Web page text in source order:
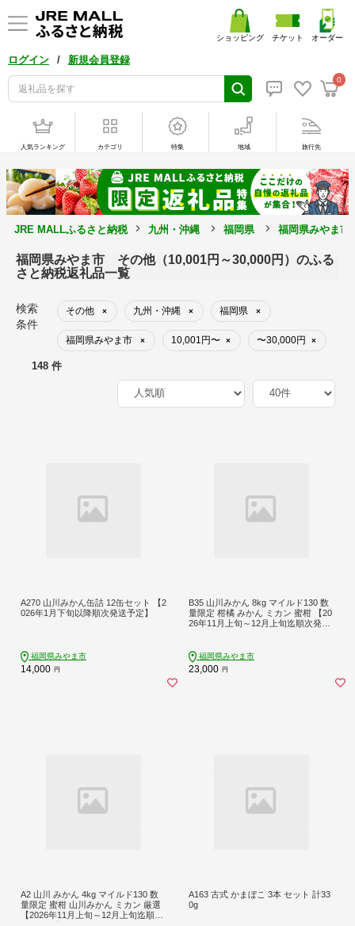
ログイン / 新規会員登録
0
ショッピング チケット オーダー
人気ランキング カテゴリ 特集 地域 旅行先
JRE MALLふるさと納税 九州・沖縄 福岡県 福岡県みやま市
福岡県みやま市 その他（10,001円～30,000円）のふる
さと納税返礼品一覧
検索
条件
その他 × 九州・沖縄 × 福岡県 ×
福岡県みやま市 × 10,001円〜 × 〜30,000円 ×
148 件
A270 山川みかん缶詰 12缶セット 【2
026年1月下旬以降順次発送予定】
福岡県みやま市
14,000 円
B35 山川みかん 8kg マイルド130 数
量限定 柑橘 みかん ミカン 蜜柑 【20
26年11月上旬～12月上旬迄順次発送
福岡県みやま市
23,000 円
A2 山川 みかん 4kg マイルド130 数
量限定 蜜柑 山川みかん ミカン 厳選
【2026年11月上旬～12月上旬迄順次
A163 古式 かまぼこ 3本 セット 計33
0g